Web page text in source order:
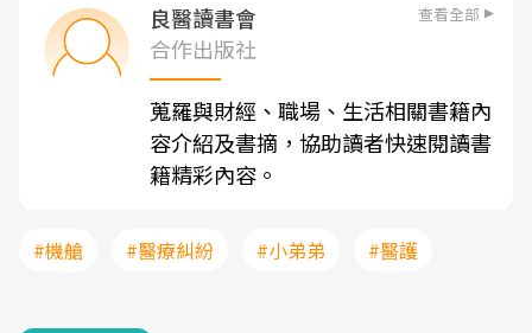
良醫讀書會 查看全部
合作出版社
蒐羅與財經、職場、生活相關書籍內
容介紹及書摘，協助讀者快速閱讀書
籍精彩內容。
#機艙 #醫療糾紛 #小弟弟 #醫護